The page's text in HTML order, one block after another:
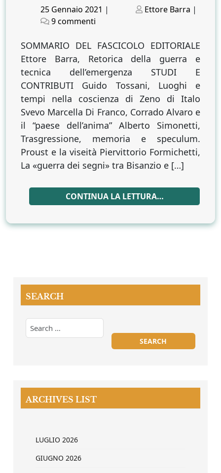
Posted
on
25 Gennaio 2021 |
Posted
Ettore Barra |
9 commenti
N.
3
–
2020
SOMMARIO DEL FASCICOLO EDITORIALE
Ettore Barra, Retorica della guerra e
tecnica dell’emergenza STUDI E
CONTRIBUTI Guido Tossani, Luoghi e
tempi nella coscienza di Zeno di Italo
Svevo Marcella Di Franco, Corrado Alvaro e
il “paese dell’anima” Alberto Simonetti,
Trasgressione, memoria e speculum.
Proust e la viseità Piervittorio Formichetti,
La «guerra dei segni» tra Bisanzio e […]
CONTINUA LA LETTURA…
SEARCH
ARCHIVES LIST
LUGLIO 2026
GIUGNO 2026